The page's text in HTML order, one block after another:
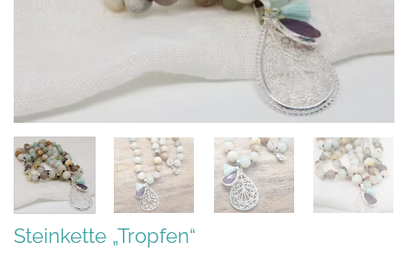
Steinkette „Tropfen“